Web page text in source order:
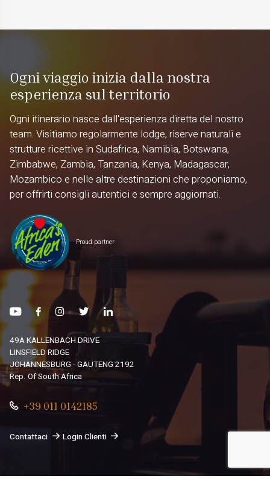
Ogni viaggio inizia dalla nostra
esperienza sul territorio
Ogni itinerario nasce dall'esperienza diretta del nostro
team. Visitiamo regolarmente lodge, riserve naturali e
strutture ricettive in Sudafrica, Namibia, Botswana,
Zimbabwe, Zambia, Tanzania, Kenya, Madagascar,
Mozambico e nelle altre destinazioni che proponiamo,
per offrirti consigli autentici e sempre aggiornati.
Proud partner
49A KALLENBACH DRIVE
LINSFIELD RIDGE
JOHANNESBURG - GAUTENG 2192
Rep. Of South Africa
+39 011 0142185
Contattaci Login Clienti